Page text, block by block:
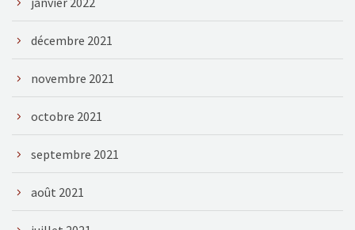
décembre 2021
novembre 2021
octobre 2021
septembre 2021
août 2021